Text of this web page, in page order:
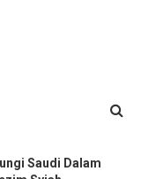
Saudi Dalam